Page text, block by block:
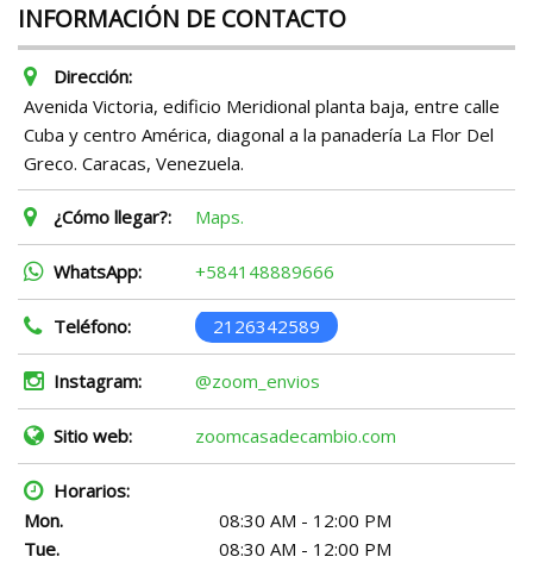
INFORMACIÓN DE CONTACTO
Dirección:
Avenida Victoria, edificio Meridional planta baja, entre calle
Cuba y centro América, diagonal a la panadería La Flor Del
Greco. Caracas, Venezuela.
¿Cómo llegar?: Maps.
WhatsApp: +584148889666
Teléfono: 2126342589
Instagram: @zoom_envios
Sitio web: zoomcasadecambio.com
Horarios:
Mon.
08:30 AM - 12:00 PM
Tue.
08:30 AM - 12:00 PM